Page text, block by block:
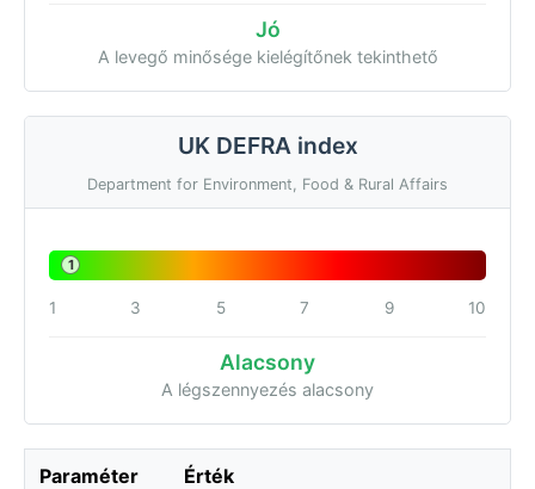
Jó
A levegő minősége kielégítőnek tekinthető
UK DEFRA index
Department for Environment, Food & Rural Affairs
1
1 3 5 7 9 10
Alacsony
A légszennyezés alacsony
Paraméter Érték